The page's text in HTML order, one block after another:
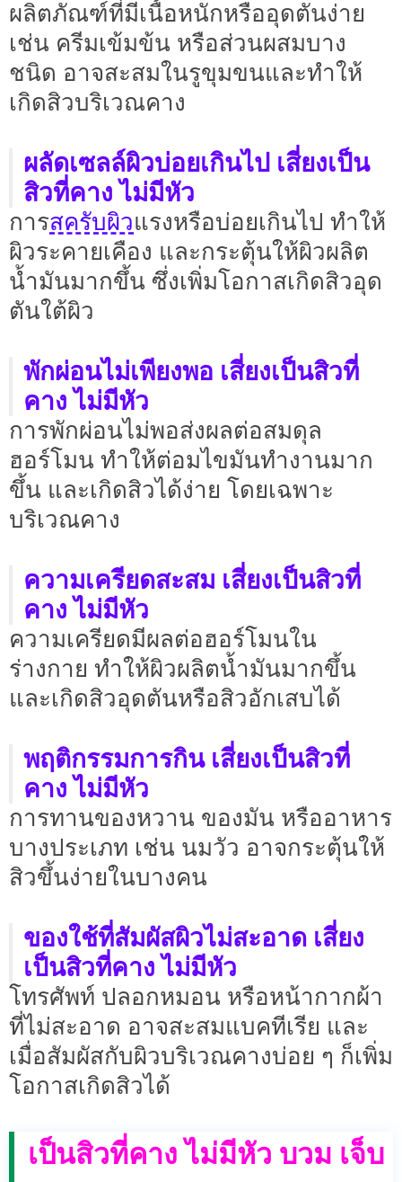
ผลิตภัณฑ์ที่มีเนื้อหนักหรืออุดตันง่าย
เช่น ครีมเข้มข้น หรือส่วนผสมบาง
ชนิด อาจสะสมในรูขุมขนและทำให้
เกิดสิวบริเวณคาง
ผลัดเซลล์ผิวบ่อยเกินไป เสี่ยงเป็น
สิวที่คาง ไม่มีหัว
การสครับผิวแรงหรือบ่อยเกินไป ทำให้
ผิวระคายเคือง และกระตุ้นให้ผิวผลิต
น้ำมันมากขึ้น ซึ่งเพิ่มโอกาสเกิดสิวอุด
ตันใต้ผิว
พักผ่อนไม่เพียงพอ เสี่ยงเป็นสิวที่
คาง ไม่มีหัว
การพักผ่อนไม่พอส่งผลต่อสมดุล
ฮอร์โมน ทำให้ต่อมไขมันทำงานมาก
ขึ้น และเกิดสิวได้ง่าย โดยเฉพาะ
บริเวณคาง
ความเครียดสะสม เสี่ยงเป็นสิวที่
คาง ไม่มีหัว
ความเครียดมีผลต่อฮอร์โมนใน
ร่างกาย ทำให้ผิวผลิตน้ำมันมากขึ้น
และเกิดสิวอุดตันหรือสิวอักเสบได้
พฤติกรรมการกิน เสี่ยงเป็นสิวที่
คาง ไม่มีหัว
การทานของหวาน ของมัน หรืออาหาร
บางประเภท เช่น นมวัว อาจกระตุ้นให้
สิวขึ้นง่ายในบางคน
ของใช้ที่สัมผัสผิวไม่สะอาด เสี่ยง
เป็นสิวที่คาง ไม่มีหัว
โทรศัพท์ ปลอกหมอน หรือหน้ากากผ้า
ที่ไม่สะอาด อาจสะสมแบคทีเรีย และ
เมื่อสัมผัสกับผิวบริเวณคางบ่อย ๆ ก็เพิ่ม
โอกาสเกิดสิวได้
เป็นสิวที่คาง ไม่มีหัว บวม เจ็บ